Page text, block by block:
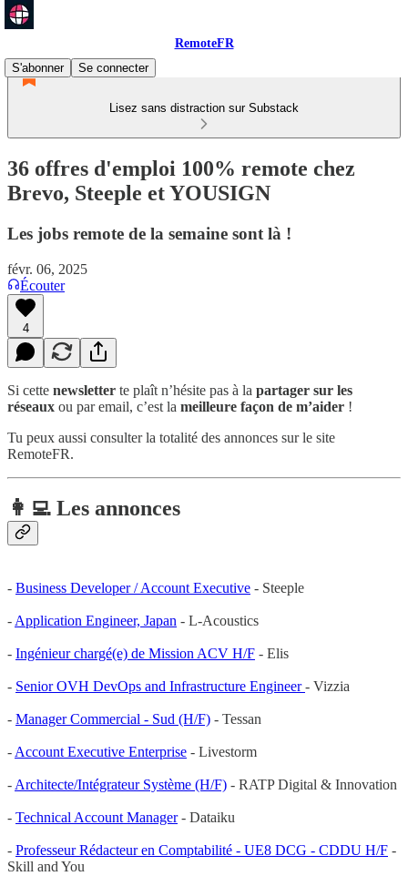
RemoteFR
S'abonner
Se connecter
Lisez sans distraction sur Substack
36 offres d'emploi 100% remote chez
Brevo, Steeple et YOUSIGN
Les jobs remote de la semaine sont là !
févr. 06, 2025
Écouter
4
Si cette newsletter te plaît n’hésite pas à la partager sur les
réseaux ou par email, c’est la meilleure façon de m’aider !
Tu peux aussi consulter la totalité des annonces sur le site
RemoteFR.
👩‍💻 Les annonces
- Business Developer / Account Executive - Steeple
- Application Engineer, Japan - L-Acoustics
- Ingénieur chargé(e) de Mission ACV H/F - Elis
- Senior OVH DevOps and Infrastructure Engineer- Vizzia
- Manager Commercial - Sud (H/F) - Tessan
- Account Executive Enterprise - Livestorm
- Architecte/Intégrateur Système (H/F) - RATP Digital & Innovation
- Technical Account Manager- Dataiku
- Professeur Rédacteur en Comptabilité - UE8 DCG - CDDU H/F -
Skill and You